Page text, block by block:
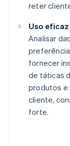
reter
Uso
Analisar
fornecer
de táticas
produtos e
cliente,
forte.